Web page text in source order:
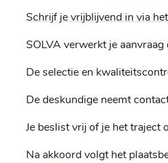
Schrijf je vrijblijvend in via
SOLVA verwerkt je
De selectie en
De deskundige neemt
Je beslist vrij of je het traject
Na akkoord volgt het